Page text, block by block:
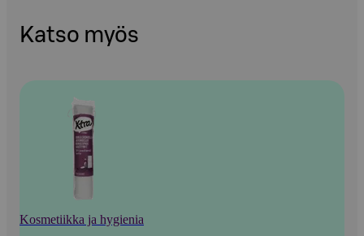
Katso myös
Kosmetiikka ja hygienia